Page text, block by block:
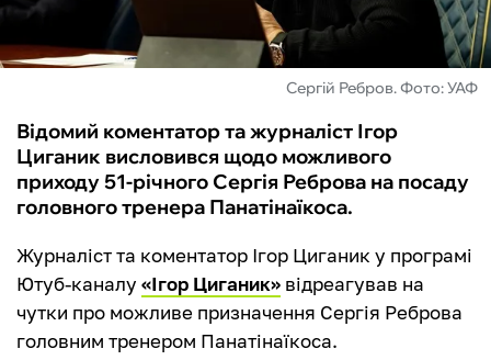
БУКМЕКЕРИ
Сергій Ребров. Фото: УАФ
Відомий коментатор та журналіст Ігор
Циганик висловився щодо можливого
приходу 51-річного Сергія Реброва на посаду
головного тренера Панатінаїкоса.
Журналіст та коментатор Ігор Циганик у програмі
Ютуб-каналу «Ігор Циганик» відреагував на
чутки про можливе призначення Сергія Реброва
головним тренером Панатінаїкоса.